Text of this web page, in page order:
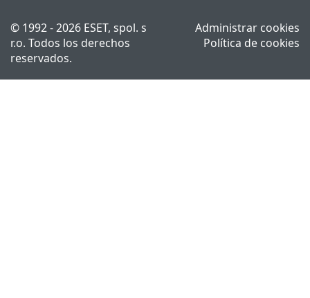
© 1992 - 2026 ESET, spol. s
r.o. Todos los derechos
reservados.
Administrar cookies
Política de cookies